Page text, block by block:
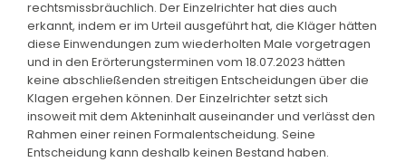
rechtsmissbräuchlich. Der Einzelrichter hat dies auch
erkannt, indem er im Urteil ausgeführt hat, die Kläger hätten
diese Einwendungen zum wiederholten Male vorgetragen
und in den Erörterungsterminen vom 18.07.2023 hätten
keine abschließenden streitigen Entscheidungen über die
Klagen ergehen können. Der Einzelrichter setzt sich
insoweit mit dem Akteninhalt auseinander und verlässt den
Rahmen einer reinen Formalentscheidung. Seine
Entscheidung kann deshalb keinen Bestand haben.